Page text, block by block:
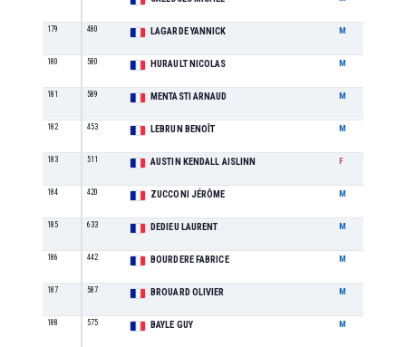
179 480 LAGARDE YANNICK M
180 580 HURAULT NICOLAS M
181 589 MENTASTI ARNAUD M
182 453 LEBRUN BENOÎT M
183 511 AUSTIN KENDALL AISLINN F
184 420 ZUCCONI JÉRÔME M
185 633 DEDIEU LAURENT M
186 442 BOURDERE FABRICE M
187 587 BROUARD OLIVIER M
188 575 BAYLE GUY M